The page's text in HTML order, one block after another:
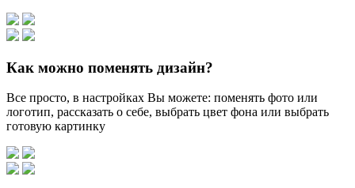
Как можно поменять дизайн?
Все просто, в настройках Вы можете: поменять фото или
логотип, рассказать о себе, выбрать цвет фона или выбрать
готовую картинку